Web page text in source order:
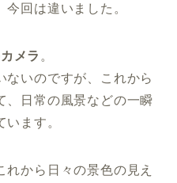
回は違いました。
メラ 。
ないのですが、これから
、日常の風景などの一瞬
ます。
れから日々の景色の見え